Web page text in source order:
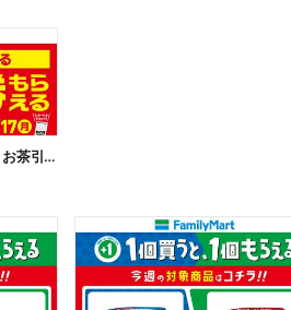
【無料引換券!】焼き麺買うとお茶引換券貰える!